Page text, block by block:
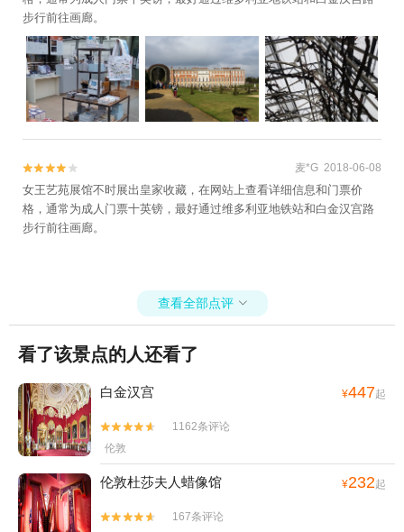
步行前往画廊。

 麦*G 2018-06-08
女王艺苑展馆不时展出皇家收藏，在网站上查看详细信息和门票价
格，通常为成人门票十英镑，最好通过维多利亚地铁站和白金汉宫路
步行前往画廊。
查看全部点评 
看了该景点的人还看了
白金汉宫 ¥447起


1162条评论
伦敦
伦敦杜莎夫人蜡像馆 ¥232起


167条评论